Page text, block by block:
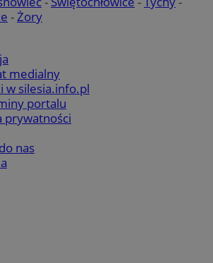
-Żory
medialny
w silesia.info.pl
portalu
prywatności
nas